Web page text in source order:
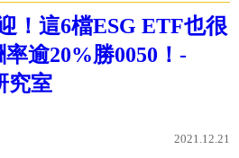
！這6檔ESG ETF也很
逾20%勝0050！-
究室
2021.12.21